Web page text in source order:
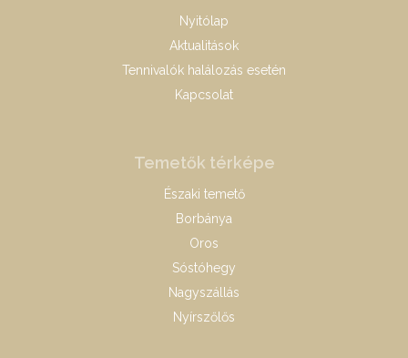
Nyitólap
Aktualitások
Tennivalók halálozás esetén
Kapcsolat
Temetők térképe
Északi temető
Borbánya
Oros
Sóstóhegy
Nagyszállás
Nyírszőlős